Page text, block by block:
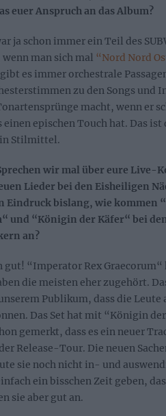
euer Anspruch an das Album?
ja schon immer ein Teil des
wenn man sich mal “Nord Nord
es immer orchestrale
zu den Songs und
macht, wenn er
einen epischen Touch hat. Das
Stilmittel.
wir mal über eure Live-
Lieder bei den Eisheiligen
Eindruck bislang, wie kommen
und “Königin der Käfer“ bei
an?
gut! “Imperator Rex Graecorum“
die meisten eher zugehört.
Publikum, dass die Leute
Das Set hat mit “Königin
gemerkt, dass es ein neuer
Release-Tour. Die neuen
sie noch nicht in- und
ein bisschen Zeit geben,
sie aber gut an.